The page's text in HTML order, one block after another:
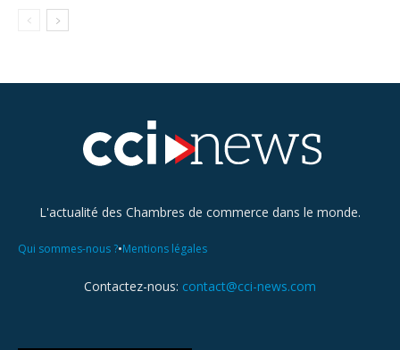
L'actualité des Chambres de commerce dans le monde.
Qui sommes-nous ?•Mentions légales
Contactez-nous: contact@cci-news.com